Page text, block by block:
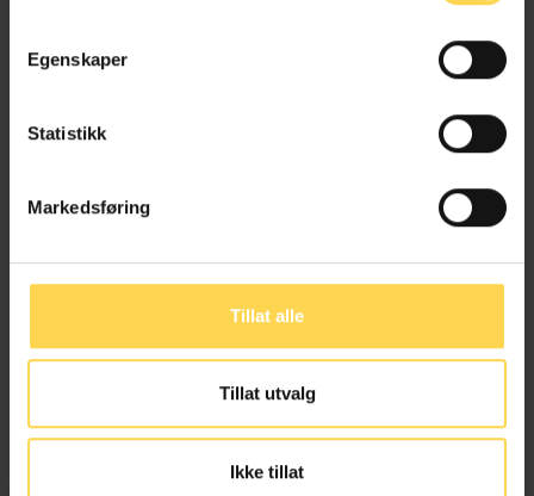
Egenskaper
Statistikk
Markedsføring
Tillat alle
Tillat utvalg
Ikke tillat